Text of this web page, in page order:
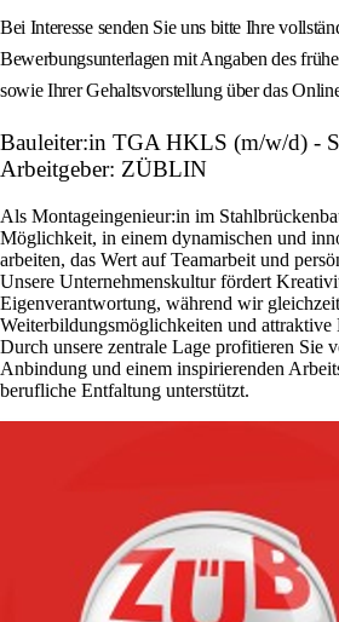
Bei Interesse senden Sie uns bitte Ihre
Bewerbungsunterlagen mit Angaben des
sowie Ihrer Gehaltsvorstellung über das
Bauleiter:in TGA HKLS (m/w/d) -
Arbeitgeber: ZÜBLIN
Als Montageingenieur:in im
Möglichkeit, in einem dynamischen und
arbeiten, das Wert auf Teamarbeit und
Unsere Unternehmenskultur fördert
Eigenverantwortung, während wir
Weiterbildungsmöglichkeiten und attraktive
Durch unsere zentrale Lage profitieren Sie
Anbindung und einem inspirierenden
berufliche Entfaltung unterstützt.